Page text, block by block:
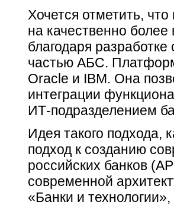
Хочется отметить,
на качественно
благодаря
частью АБС.
Oracle и IBM. Она
интеграции
ИТ-подразделением
Идея такого подхода,
подход к созданию
российских банков
современной
«Банки и